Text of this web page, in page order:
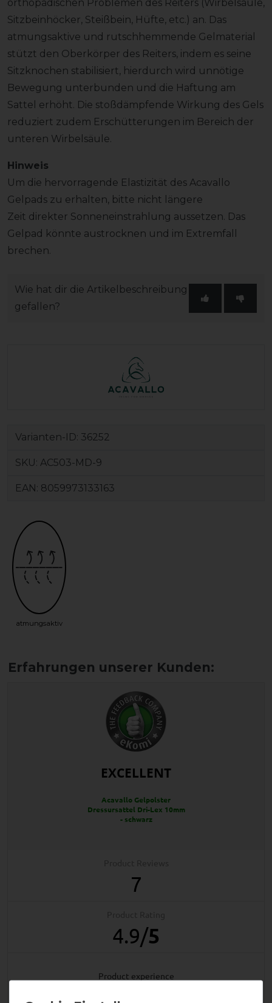
orthopädischen Problemen des Reiters (Wirbelsäule,
Sitzbeinhöcker, Steißbein, Hüfte, etc.) an. Das
atmungsaktive und rutschhemmende Gelmaterial
stützt den Oberkörper des Reiters, indem es seine
Sitzknochen stabilisiert, hierdurch wird unnötige
Bewegung unterbunden und die Haftung am
Sattel erhöht. Die stoßdämpfende Wirkung des Gels
reduziert zudem Erschütterungen im Bereich der
unteren Wirbelsäule.
Hinweis
Um die hervorragende Elastizität des Acavallo
Gelpads zu erhalten, bitte nicht längere
Zeit direkter Sonneneinstrahlung aussetzen. Das
Gelpad könnte austrocknen und im Extremfall
brechen.
Wie hat dir die Artikelbeschreibung
gefallen?
Varianten-ID: 36252
SKU: AC503-MD-9
EAN: 8059973133163
atmungsaktiv
EXCELLENT
Acavallo Gelpolster
Dressursattel Dri-Lex 10mm
- schwarz
7
4.9/5
product experience